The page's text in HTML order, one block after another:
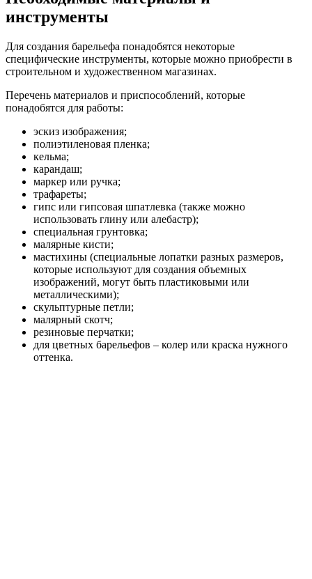
инструменты
Для создания барельефа понадобятся некоторые
специфические инструменты, которые можно приобрести в
строительном и художественном магазинах.
Перечень материалов и приспособлений, которые
понадобятся для работы:
эскиз изображения;
полиэтиленовая пленка;
кельма;
карандаш;
маркер или ручка;
трафареты;
гипс или гипсовая шпатлевка (также можно
использовать глину или алебастр);
специальная грунтовка;
малярные кисти;
мастихины (специальные лопатки разных размеров,
которые используют для создания объемных
изображений, могут быть пластиковыми или
металлическими);
скульптурные петли;
малярный скотч;
резиновые перчатки;
для цветных барельефов – колер или краска нужного
оттенка.